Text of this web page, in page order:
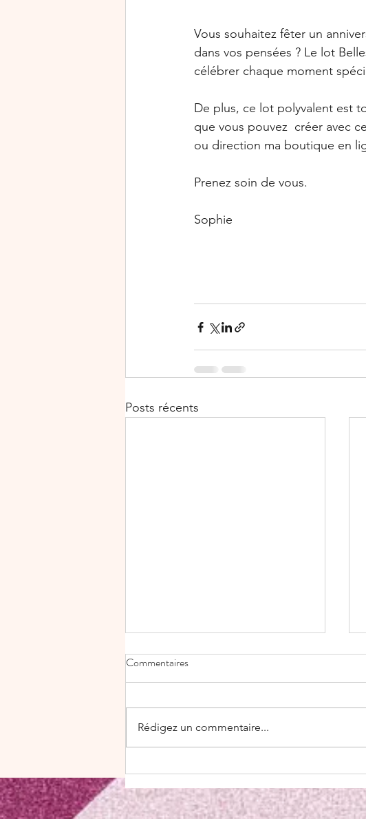
Vous souhaitez fêter un
dans vos pensées ? Le lot
célébrer chaque moment
De plus, ce lot polyvalent est
que vous pouvez  créer avec
ou direction ma boutique en
Prenez soin de vous.
Sophie
Posts récents
✨ Découvrez la magie de
l'estampage à chaud le Hot Foil
avec Stampin' Up!
Commentaires
Rédigez un commentaire...